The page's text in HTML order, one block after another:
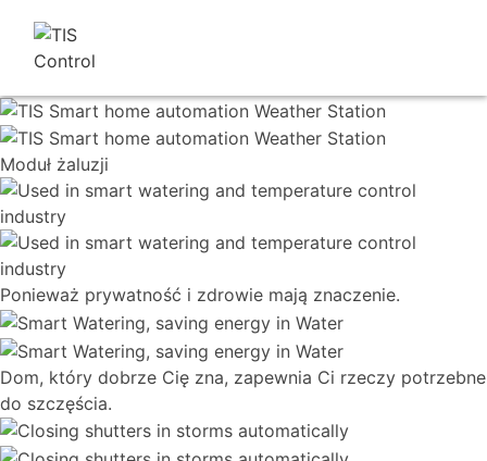
Moduł żaluzji
Ponieważ prywatność i zdrowie mają znaczenie.
Dom, który dobrze Cię zna, zapewnia Ci rzeczy potrzebne
do szczęścia.